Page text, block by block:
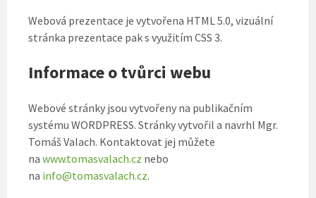
Webová prezentace je vytvořena HTML 5.0, vizuální
stránka prezentace pak s využitím CSS 3.
Informace o tvůrci webu
Webové stránky jsou vytvořeny na publikačním
systému WORDPRESS. Stránky vytvořil a navrhl Mgr.
Tomáš Valach. Kontaktovat jej můžete
na www.tomasvalach.cz nebo
na info@tomasvalach.cz.